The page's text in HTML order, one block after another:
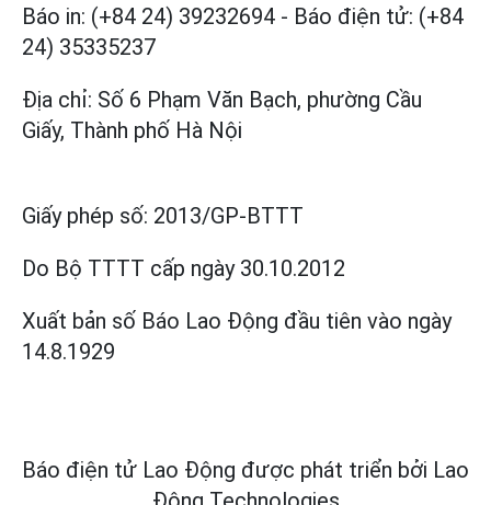
Báo in: (+84 24) 39232694 - Báo điện tử: (+84
24) 35335237
Địa chỉ: Số 6 Phạm Văn Bạch, phường Cầu
Giấy, Thành phố Hà Nội
Giấy phép số: 2013/GP-BTTT
Do Bộ TTTT cấp ngày 30.10.2012
Xuất bản số Báo Lao Động đầu tiên vào ngày
14.8.1929
Báo điện tử Lao Động được phát triển bởi Lao